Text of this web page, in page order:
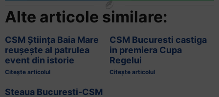
Alte articole similare:
CSM Știința Baia Mare
reușește al patrulea
event din istorie
Citește articolul
CSM Bucuresti castiga
in premiera Cupa
Regelui
Citește articolul
Steaua Bucuresti-CSM